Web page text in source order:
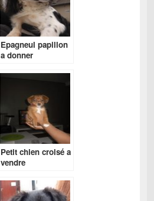
Epagneul papillon
a donner
Petit chien croisé a
vendre